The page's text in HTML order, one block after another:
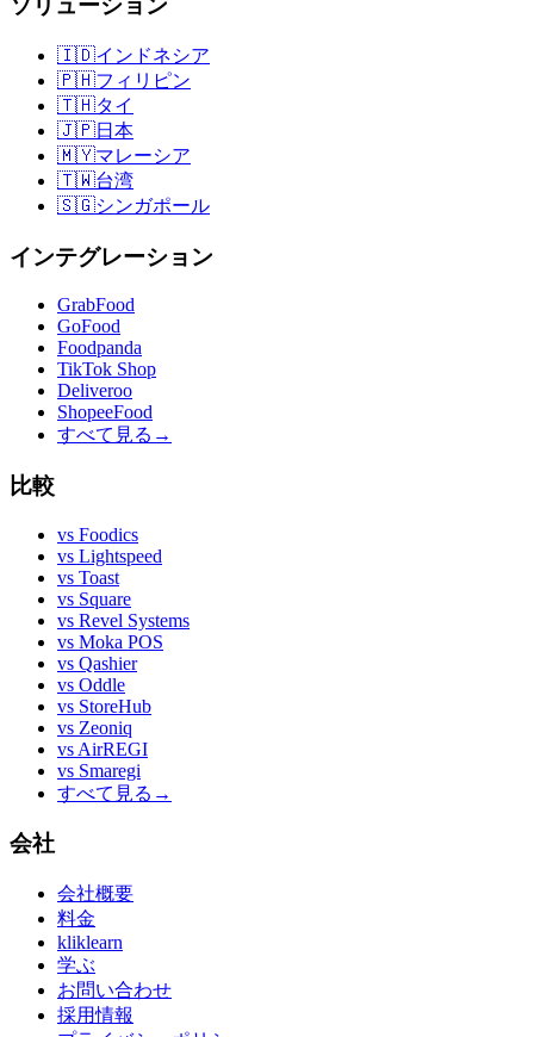
ソリューション
🇮🇩インドネシア
🇵🇭フィリピン
🇹🇭タイ
🇯🇵日本
🇲🇾マレーシア
🇹🇼台湾
🇸🇬シンガポール
インテグレーション
GrabFood
GoFood
Foodpanda
TikTok Shop
Deliveroo
ShopeeFood
すべて見る →
比較
vs Foodics
vs Lightspeed
vs Toast
vs Square
vs Revel Systems
vs Moka POS
vs Qashier
vs Oddle
vs StoreHub
vs Zeoniq
vs AirREGI
vs Smaregi
すべて見る →
会社
会社概要
料金
kliklearn
学ぶ
お問い合わせ
採用情報